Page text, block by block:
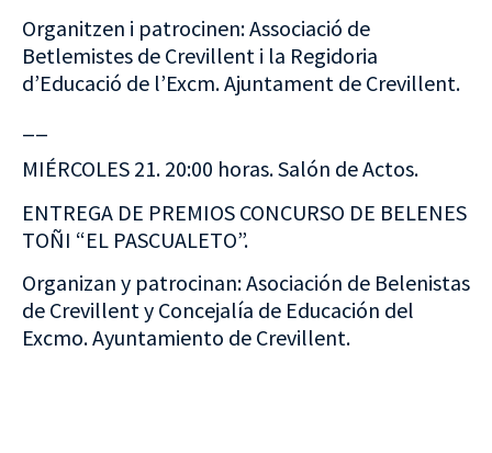
Organitzen i patrocinen: Associació de
Betlemistes de Crevillent i la Regidoria
d’Educació de l’Excm. Ajuntament de Crevillent.
MIÉRCOLES 21. 20:00 horas. Salón de Actos.
ENTREGA DE PREMIOS CONCURSO DE BELENES
TOÑI “EL PASCUALETO”.
Organizan y patrocinan: Asociación de Belenistas
de Crevillent y Concejalía de Educación del
Excmo. Ayuntamiento de Crevillent.